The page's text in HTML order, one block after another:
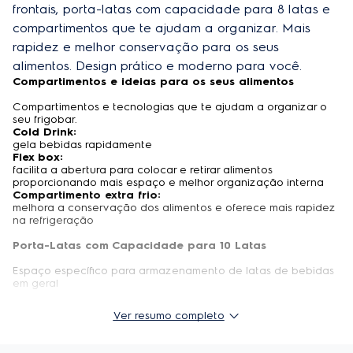
Voltagem
Frigobar especificações
Modelo
Especificações técnicas
Largura do produto embalado
Garantia do produto
78965840 3554 4 / 78965840 6365 3
frontais, porta-latas com capacidade para 8 latas e
compartimentos que te ajudam a organizar. Mais
rapidez e melhor conservação para os seus
alimentos. Design prático e moderno para você.
Compartimentos e ideias para os seus alimentos
Compartimentos e tecnologias que te ajudam a organizar o
seu frigobar.
Cold Drink:
gela bebidas rapidamente
Flex box:
facilita a abertura para colocar e retirar alimentos
proporcionando mais espaço e melhor organização interna
Compartimento extra frio:
melhora a conservação dos alimentos e oferece mais rapidez
na refrigeração
Porta-Latas com Capacidade para 10 Latas
Espaço específico para armazenamento de latas de bebidas
em geral
Ver resumo completo